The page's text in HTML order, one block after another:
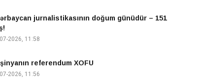
jurnalistikasının doğum günüdür – 151
2026, 11:58
referendum XOFU
2026, 11:56